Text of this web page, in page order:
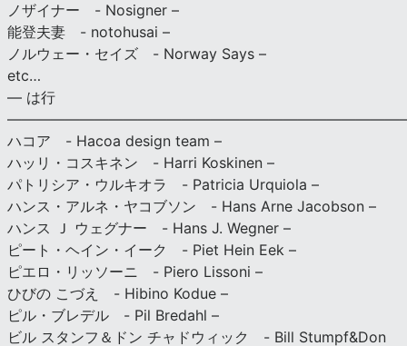
ノザイナー - Nosigner –
能登夫妻 - notohusai –
ノルウェー・セイズ - Norway Says –
etc…
— は行
ハコア - Hacoa design team –
ハッリ・コスキネン - Harri Koskinen –
パトリシア・ウルキオラ - Patricia Urquiola –
ハンス・アルネ・ヤコブソン - Hans Arne Jacobson –
ハンス Ｊ ウェグナー - Hans J. Wegner –
ピート・ヘイン・イーク - Piet Hein Eek –
ピエロ・リッソーニ - Piero Lissoni –
ひびの こづえ - Hibino Kodue –
ピル・ブレデル - Pil Bredahl –
ビル スタンフ＆ドン チャドウィック - Bill Stumpf&Don